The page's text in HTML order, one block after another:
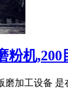
机,200
加工设备